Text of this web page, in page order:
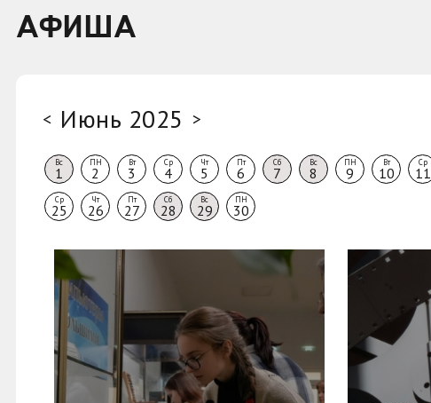
АФИША
< Июнь 2025 >
Вс
1
ПН
2
Вт
3
Ср
4
Чт
5
Пт
6
Сб
7
Вс
8
ПН
9
Вт
10
Ср
11
Ср
25
Чт
26
Пт
27
Сб
28
Вс
29
ПН
30